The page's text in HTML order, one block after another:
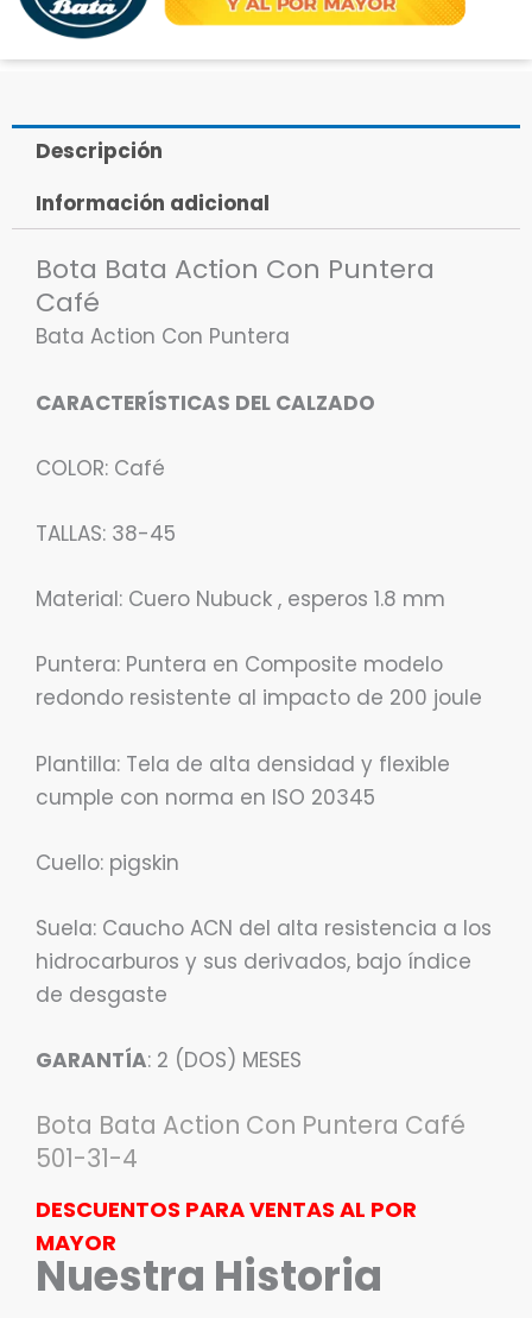
Descripción
Información adicional
Bota Bata Action Con Puntera
Café
Bata Action Con Puntera
CARACTERÍSTICAS DEL CALZADO
COLOR: Café
TALLAS: 38-45
Material: Cuero Nubuck , esperos 1.8 mm
Puntera: Puntera en Composite modelo
redondo resistente al impacto de 200 joule
Plantilla: Tela de alta densidad y flexible
cumple con norma en ISO 20345
Cuello: pigskin
Suela: Caucho ACN del alta resistencia a los
hidrocarburos y sus derivados, bajo índice
de desgaste
GARANTÍA: 2 (DOS) MESES
Bota Bata Action Con Puntera Café
501-31-4
DESCUENTOS PARA VENTAS AL POR
MAYOR
Nuestra Historia